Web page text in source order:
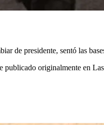
de presidente, sentó las
originalmente en